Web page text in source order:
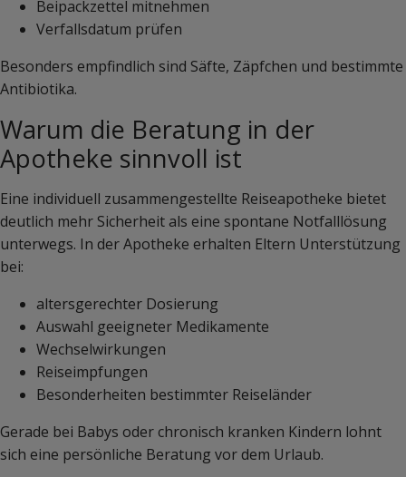
Beipackzettel mitnehmen
Verfallsdatum prüfen
Besonders empfindlich sind Säfte, Zäpfchen und bestimmte
Antibiotika.
Warum die Beratung in der
Apotheke sinnvoll ist
Eine individuell zusammengestellte Reiseapotheke bietet
deutlich mehr Sicherheit als eine spontane Notfalllösung
unterwegs. In der Apotheke erhalten Eltern Unterstützung
bei:
altersgerechter Dosierung
Auswahl geeigneter Medikamente
Wechselwirkungen
Reiseimpfungen
Besonderheiten bestimmter Reiseländer
Gerade bei Babys oder chronisch kranken Kindern lohnt
sich eine persönliche Beratung vor dem Urlaub.